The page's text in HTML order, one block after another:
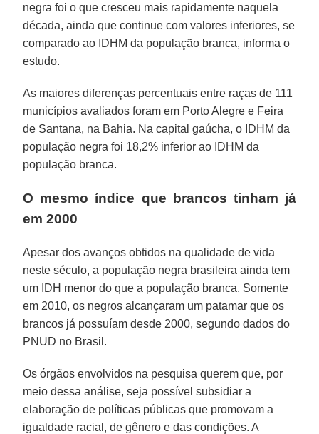
negra foi o que cresceu mais rapidamente naquela
década, ainda que continue com valores inferiores, se
comparado ao IDHM da população branca, informa o
estudo.
As maiores diferenças percentuais entre raças de 111
municípios avaliados foram em Porto Alegre e Feira
de Santana, na Bahia. Na capital gaúcha, o IDHM da
população negra foi 18,2% inferior ao IDHM da
população branca.
O mesmo índice que brancos tinham já
em 2000
Apesar dos avanços obtidos na qualidade de vida
neste século, a população negra brasileira ainda tem
um IDH menor do que a população branca. Somente
em 2010, os negros alcançaram um patamar que os
brancos já possuíam desde 2000, segundo dados do
PNUD no Brasil.
Os órgãos envolvidos na pesquisa querem que, por
meio dessa análise, seja possível subsidiar a
elaboração de políticas públicas que promovam a
igualdade racial, de gênero e das condições. A